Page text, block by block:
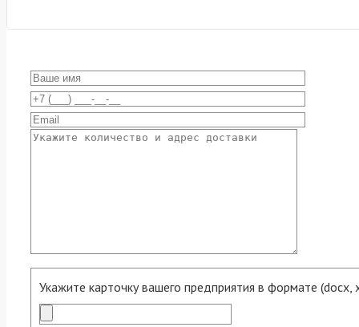
Укажите карточку вашего предприятия в формате (docx,